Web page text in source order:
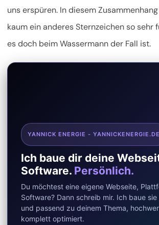
uns erspüren. In diesem
kaum ein anderes Sternzeichen so sehr
es doch beim Wassermann der Fall ist.
YANNICK ENERGIE - YANNICKENERGIE.DE
Ich baue dir deine
Software. Persönlich.
Du möchtest eine eigene Webseite,
Software? Dann schreib mir. Ich baue
und passend zu deinem Thema,
komplett optimiert.